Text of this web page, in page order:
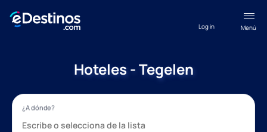
Menú
Log in
Hoteles - Tegelen